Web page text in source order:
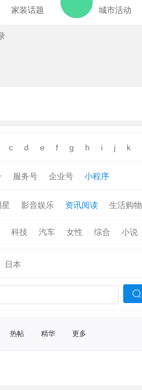
家装话题
城市活动
c d e f g h i j k
服务号 企业号 小程序
影音娱乐 资讯阅读 生活购物
科技 汽车 女性 综合 小说
日本
热帖 精华 更多